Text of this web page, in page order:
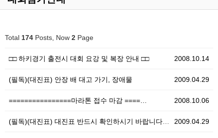
Total 174 Posts, Now 2 Page
2008.10.14
□□ 하키경기 출전시 대회 요강 및 복장 안내 □□
2009.04.29
(필독)(대진표) 안장 배 대고 가기, 장애물
2008.10.06
================마라톤 접수 마감 ====…
2009.04.29
(필독)(대진표) 대진표 반드시 확인하시기 바랍니다.[…